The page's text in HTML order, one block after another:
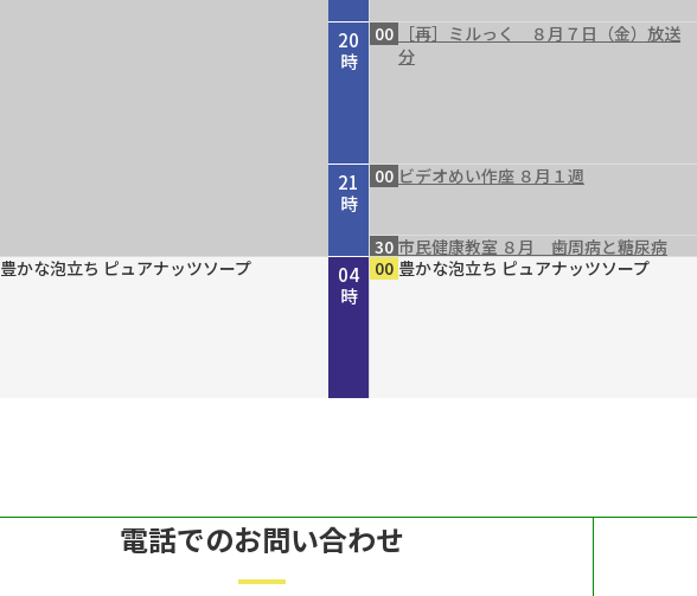
歴史街道 ＃４４８ 丹波と京を結ん
考えよう「平和」２０２６ “最後の１人
しまねＦｕｔｕｒｅ２０３０
［再］ミルっく ８月７日（金）放送
ホトケ女史のぶらりまいり 「郡山八
歴史街道 ＃４４８ 丹波と京を結ん
Ｄａｙ Ｔｒｉｐｐｅｒ ＃７９
ＧＯ！ＧＯ！関ガールＮＥＸＴ
MAHARA MODERN エスニックファッショ
豊かな泡立ち ピュアナッツソープ
豊かな泡立ち ピュアナッツソープ
豊かな泡立ち ピュアナッツソープ
20
時
21
時
22
時
23
時
00
時
01
時
02
時
03
時
04
時
00
［再］ミルっく ８月７日（金）放送
分
00 ビデオめい作座 ８月１週
30 市民健康教室 ８月 歯周病と糖尿病
45 倍×テレ
00 ホトケ女史のぶらりまいり 「郡山八
15 歴史街道 ＃４４８ 丹波と京を結ん
30 きしわだネイチャー探訪ＢＮ ＃１６
00 ルナジュメールファッショングッズセー
00 豊かな泡立ち ピュアナッツソープ
00 MAHARA MODERN エスニックファッショ
00 豊かな泡立ち ピュアナッツソープ
00 豊かな泡立ち ピュアナッツソープ
00 豊かな泡立ち ピュアナッツソープ
電話でのお問い合わせ